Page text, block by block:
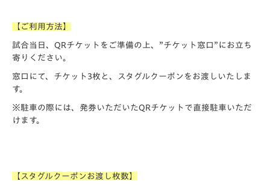
【ご利用方法】
試合当日、QRチケットをご準備の上、”チケット窓口”にお立ち
寄りください。
窓口にて、チケット3枚と、スタグルクーポンをお渡しいたしま
す。
※駐車の際には、発券いただいたQRチケットで直接駐車いただ
けます。
【スタグルクーポンお渡し枚数】